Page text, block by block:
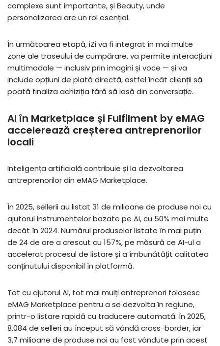
complexe sunt importante, și Beauty, unde
personalizarea are un rol esențial.
În următoarea etapă, iZi va fi integrat în mai multe
zone ale traseului de cumpărare, va permite interacțiuni
multimodale — inclusiv prin imagini și voce — și va
include opțiuni de plată directă, astfel încât clienții să
poată finaliza achiziția fără să iasă din conversație.
AI în Marketplace și Fulfilment by eMAG
accelerează creșterea antreprenorilor
locali
Inteligența artificială contribuie și la dezvoltarea
antreprenorilor din eMAG Marketplace.
În 2025, sellerii au listat 31 de milioane de produse noi cu
ajutorul instrumentelor bazate pe AI, cu 50% mai multe
decât în 2024. Numărul produselor listate în mai puțin
de 24 de ore a crescut cu 157%, pe măsură ce AI-ul a
accelerat procesul de listare și a îmbunătățit calitatea
conținutului disponibil în platformă.
Tot cu ajutorul AI, tot mai mulți antreprenori folosesc
eMAG Marketplace pentru a se dezvolta în regiune,
printr-o listare rapidă cu traducere automată. În 2025,
8.084 de selleri au început să vândă cross-border, iar
3,7 milioane de produse noi au fost vândute prin acest